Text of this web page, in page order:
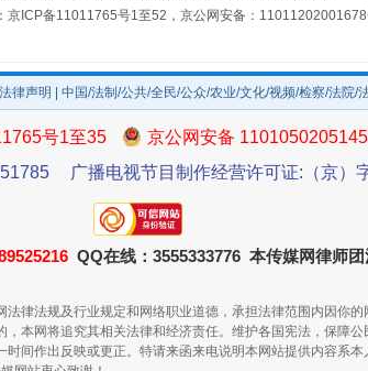
规模最大的光氢储一体化项目
ICP备11011765号1至52，京公网安备：11011202001678
法律声明 | 中国/法制/公共/全民/公众/农业/文化/视频/检察/法院/
号1至35
京公网安备
广播电视节目制作经营许可证:（京）
QQ在线：3555333776 本传媒网律师团
律法规及行业规定和网络职业道德，承担法律范围内因你
本网将追究其相关法律和经济责任。维护各国宪法，保障
间作出反映或更正。特请来函来电说明本网站提供内容系